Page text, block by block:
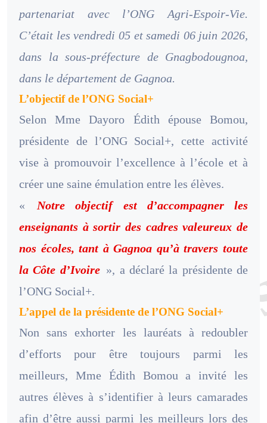
partenariat avec l’ONG Agri-Espoir-Vie.
C’était les vendredi 05 et samedi 06 juin 2026,
dans la sous-préfecture de Gnagbodougnoa,
dans le département de Gagnoa.
L’objectif de l’ONG Social+
Selon Mme Dayoro Édith épouse Bomou,
présidente de l’ONG Social+, cette activité
vise à promouvoir l’excellence à l’école et à
créer une saine émulation entre les élèves.
«
Notre objectif est d’accompagner les
enseignants à sortir des cadres valeureux de
nos écoles, tant à Gagnoa qu’à travers toute
la Côte d’Ivoire », a déclaré la présidente de
l’ONG Social+.
L’appel de la présidente de l’ONG Social+
Non sans exhorter les lauréats à redoubler
d’efforts pour être toujours parmi les
meilleurs, Mme Édith Bomou a invité les
autres élèves à s’identifier à leurs camarades
afin d’être aussi parmi les meilleurs lors des